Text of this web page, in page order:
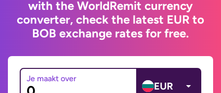
with the WorldRemit currency
converter, check the latest EUR to
BOB exchange rates for free.
Je maakt over
EUR